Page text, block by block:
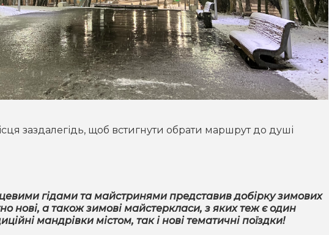
заздалегідь, щоб встигнути обрати маршрут до душі
гідами та майстринями представив добірку зимових
нові, а також зимові майстеркласи, з яких теж є один
мандрівки містом, так і нові тематичні поїздки!